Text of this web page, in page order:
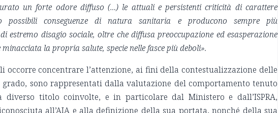
un forte odore diffuso (…) le attuali e persistenti criticità di carattere
possibili conseguenze di natura sanitaria e producono sempre più
estremo disagio sociale, oltre che diffusa preoccupazione ed esasperazione
la propria salute, specie nelle fasce più deboli».
occorre concentrare l’attenzione, ai fini della contestualizzazione delle
sono rappresentati dalla valutazione del comportamento tenuto
titolo coinvolte, e in particolare dal Ministero e dall’ISPRA,
all’AIA e alla definizione della sua portata, nonché della sua